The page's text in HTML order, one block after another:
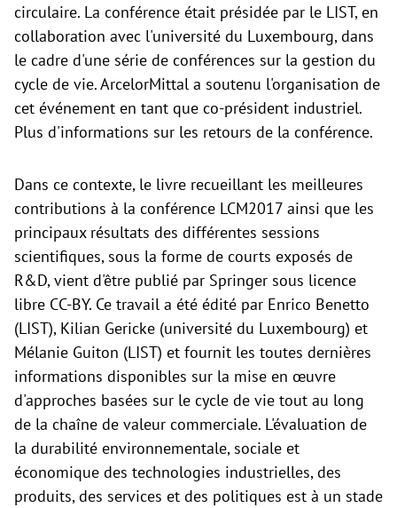
circulaire. La conférence était présidée par le LIST, en
collaboration avec l'université du Luxembourg, dans
le cadre d'une série de conférences sur la gestion du
cycle de vie. ArcelorMittal a soutenu l'organisation de
cet événement en tant que co-président industriel.
Plus d'informations sur les retours de la conférence.
Dans ce contexte, le livre recueillant les meilleures
contributions à la conférence LCM2017 ainsi que les
principaux résultats des différentes sessions
scientifiques, sous la forme de courts exposés de
R&D, vient d'être publié par Springer sous licence
libre CC-BY. Ce travail a été édité par Enrico Benetto
(LIST), Kilian Gericke (université du Luxembourg) et
Mélanie Guiton (LIST) et fournit les toutes dernières
informations disponibles sur la mise en œuvre
d'approches basées sur le cycle de vie tout au long
de la chaîne de valeur commerciale. L'évaluation de
la durabilité environnementale, sociale et
économique des technologies industrielles, des
produits, des services et des politiques est à un stade